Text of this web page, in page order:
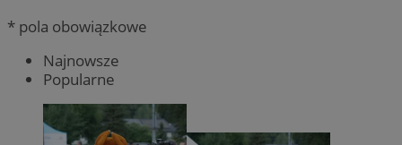
* pola obowiązkowe
Najnowsze
Popularne